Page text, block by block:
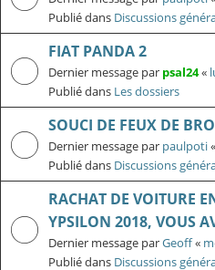
Publié dans Discussions
FIAT PANDA 2
Dernier message par psal24«
Publié dans Les dossiers
SOUCI DE FEUX DE
Dernier message par paulpoti«
Publié dans Discussions
RACHAT DE VOITURE
YPSILON 2018, VOUS
Dernier message parGeoff«
Publié dans Discussions